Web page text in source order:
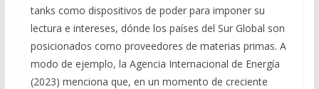
tanks como dispositivos de poder para imponer su
lectura e intereses, dónde los países del Sur Global son
posicionados como proveedores de materias primas. A
modo de ejemplo, la Agencia Internacional de Energía
(2023) menciona que, en un momento de creciente